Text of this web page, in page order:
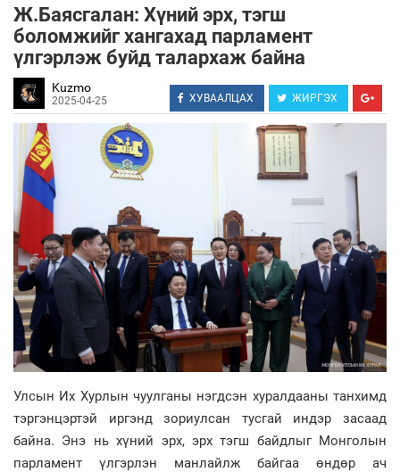
Ж.Баясгалан: Хүний эрх, тэгш
боломжийг хангахад парламент
үлгэрлэж буйд талархаж байна
Kuzmo
2025-04-25 ХУВААЛЦАХ ЖИРГЭХ
Улсын Их Хурлын чуулганы нэгдсэн хуралдааны танхимд
тэргэнцэртэй иргэнд зориулсан тусгай индэр засаад
байна. Энэ нь хүний эрх, эрх тэгш байдлыг Монголын
парламент үлгэрлэн манлайлж байгаа өндөр ач